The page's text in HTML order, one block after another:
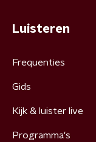
Luisteren
Frequenties
Gids
Kijk & luister live
Programma's